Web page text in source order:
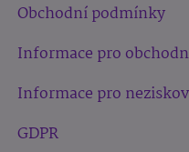
Obchodní podmínky
Informace pro
Informace pro
GDPR